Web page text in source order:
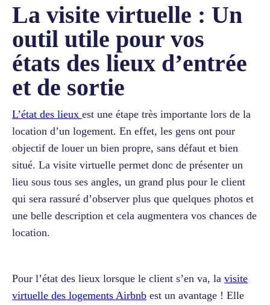
La visite virtuelle : Un
outil utile pour vos
états des lieux d’entrée
et de sortie
L’état des lieux est une étape très importante lors de la
location d’un logement. En effet, les gens ont pour
objectif de louer un bien propre, sans défaut et bien
situé. La visite virtuelle permet donc de présenter un
lieu sous tous ses angles, un grand plus pour le client
qui sera rassuré d’observer plus que quelques photos et
une belle description et cela augmentera vos chances de
location.
Pour l’état des lieux lorsque le client s’en va, la visite
virtuelle des logements Airbnb est un avantage ! Elle